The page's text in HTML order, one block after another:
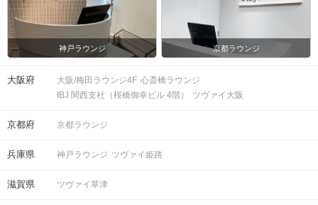
注意事項
時間
20分前より受付開始。2時間を予定し
人数
男女差が変動する場合がございます。
神戸ラウンジ 京都ラウンジ
大阪府 大阪/梅田ラウンジ4F 心斎橋ラウンジ
IBJ 関西支社（桜橋御幸ビル 4階）
ツヴァイ大阪
京都府 京都ラウンジ
兵庫県 神戸ラウンジ ツヴァイ姫路
滋賀県 ツヴァイ草津